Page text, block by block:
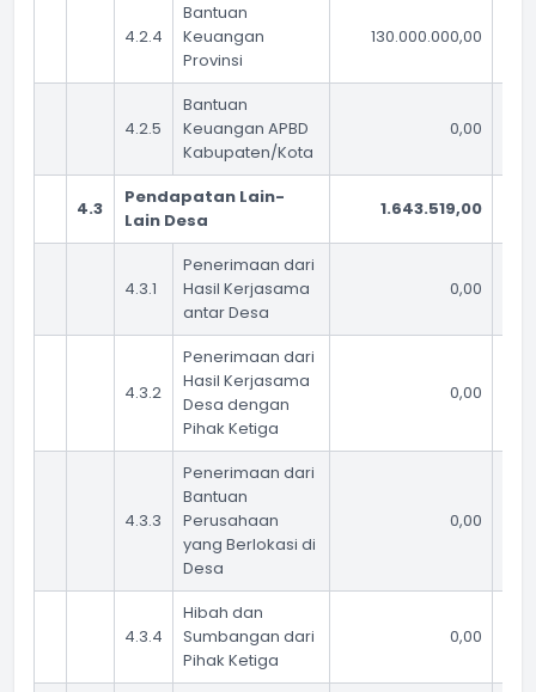
4.2.4
Bantuan
Keuangan
Provinsi
130.000.000,00
4.2.5
Bantuan
Keuangan APBD
Kabupaten/Kota
0,00
4.3
Pendapatan Lain-
Lain Desa
1.643.519,00
4.3.1
Penerimaan dari
Hasil Kerjasama
antar Desa
0,00
4.3.2
Penerimaan dari
Hasil Kerjasama
Desa dengan
Pihak Ketiga
0,00
4.3.3
Penerimaan dari
Bantuan
Perusahaan
yang Berlokasi di
Desa
0,00
4.3.4
Hibah dan
Sumbangan dari
Pihak Ketiga
0,00